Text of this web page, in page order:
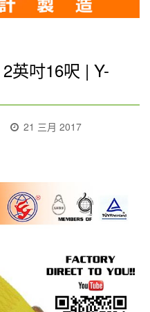
英吋16呎 | Y-
21 三月 2017